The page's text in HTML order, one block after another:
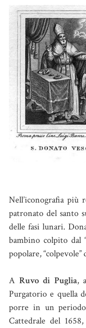
Nell’iconografia più
patronato del santo
delle fasi lunari.
bambino colpito dal
popolare,
A Ruvo di Puglia,
Purgatorio e quella
porre in un periodo
Cattedrale del